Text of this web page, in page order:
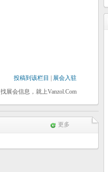
投稿到该栏目
展会入驻
找展会信息，就上Vanzol.Com
更多